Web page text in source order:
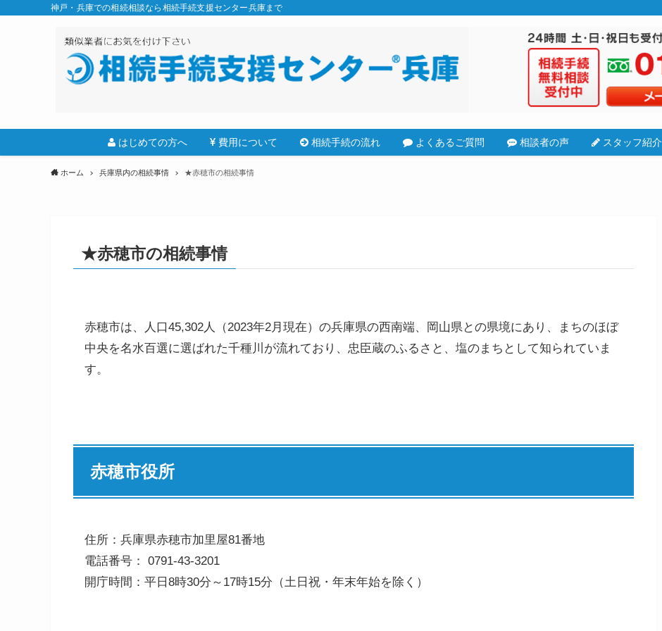
神戸・兵庫での相続相談なら相続手続支援センター兵庫まで
はじめての方へ 費用について 相続手続の流れ よくあるご質問 相談者の声 スタッフ紹介
ホーム 兵庫県内の相続事情 ★赤穂市の相続事情
★赤穂市の相続事情
赤穂市は、人口45,302人（2023年2月現在）の兵庫県の西南端、岡山県との県境にあり、まちのほぼ
中央を名水百選に選ばれた千種川が流れており、忠臣蔵のふるさと、塩のまちとして知られていま
す。
赤穂市役所
住所：兵庫県赤穂市加里屋81番地
電話番号： 0791-43-3201
開庁時間：平日8時30分～17時15分（土日祝・年末年始を除く）